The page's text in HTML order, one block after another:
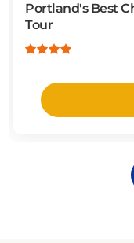
Portland's Best
Tour